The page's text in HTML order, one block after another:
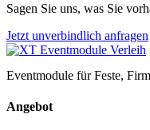
Sagen Sie uns, was Sie
Jetzt unverbindlich anfragen
Eventmodule für Feste,
Angebot